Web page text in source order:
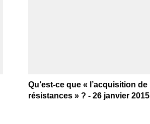
Qu’est-ce que « l’acquisition de
résistances » ? - 26 janvier 2015